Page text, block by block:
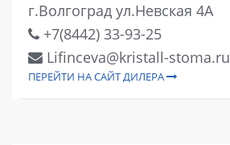
г.Волгоград ул.Невская 4А
+7(8442) 33-93-25
Lifinceva@kristall-stoma.ru
ПЕРЕЙТИ НА САЙТ ДИЛЕРА